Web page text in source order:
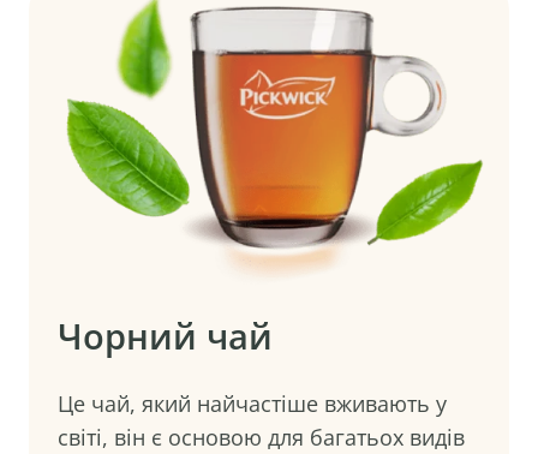
Чорний чай
Це чай, який найчастіше вживають у
світі, він є основою для багатьох видів